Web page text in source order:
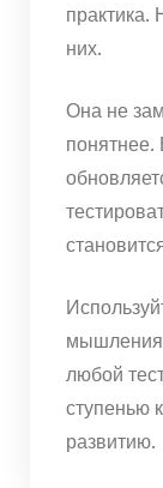
практика.
них.
Она не
мышления,
любой
ступенью
развитию.